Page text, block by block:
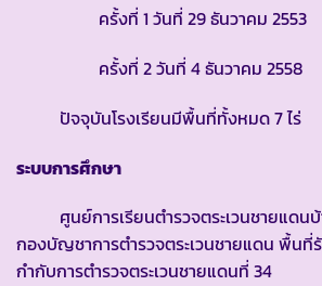
ครั้งที่ 1 วันที่ 29 ธันวาคม 2553
ครั้งที่ 2 วันที่ 4 ธันวาคม 2558
ปัจจุบันโรงเรียนมีพื้นที่ทั้งหมด 7 ไร่
ระบบการศึกษา
ศูนย์การเรียนตำรวจตระเวนชายแดนบ้
กองบัญชาการตำรวจตระเวนชายแดน พื้น
กำกับการตำรวจตระเวนชายแดนที่ 34